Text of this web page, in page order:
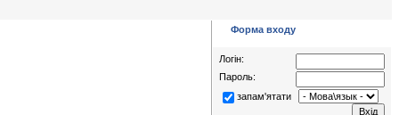
Форма входу
Логін:
Пароль:
запам'ятати